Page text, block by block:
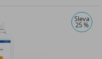
Sleva
25 %